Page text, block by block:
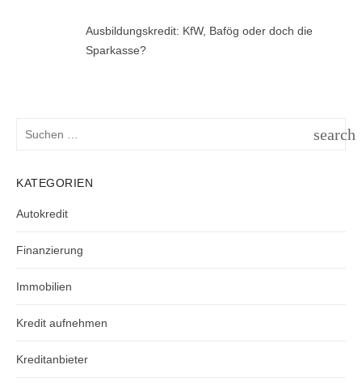
Ausbildungskredit: KfW, Bafög oder doch die
Sparkasse?
search
KATEGORIEN
Autokredit
Finanzierung
Immobilien
Kredit aufnehmen
Kreditanbieter